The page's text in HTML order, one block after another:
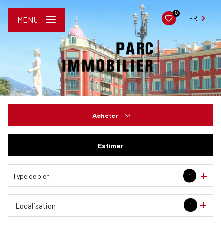
0
FR
MENU
Acheter
Estimer
Type de bien 1
1
Localisation